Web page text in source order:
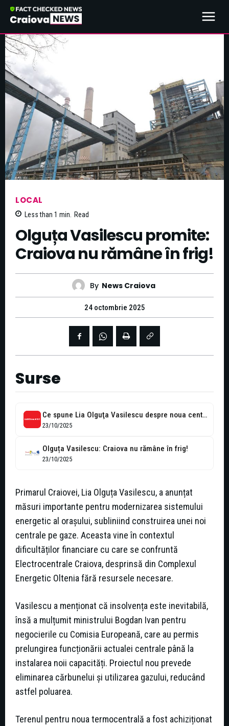
LOCAL
Less than 1 min. Read
Olguța Vasilescu promite:
Craiova nu rămâne în frig!
By News Craiova
24 octombrie 2025
Surse
Ce spune Lia Olguţa Vasilescu despre noua centrală pe gaze a Craiovei
23/10/2025
Olguța Vasilescu: Craiova nu rămâne în frig!
23/10/2025
Primarul Craiovei, Lia Olguța Vasilescu, a anunțat
măsuri importante pentru modernizarea sistemului
energetic al orașului, subliniind construirea unei noi
centrale pe gaze. Aceasta vine în contextul
dificultăților financiare cu care se confruntă
Electrocentrale Craiova, desprinsă din Complexul
Energetic Oltenia fără resursele necesare.
Vasilescu a menționat că insolvența este inevitabilă,
însă a mulțumit ministrului Bogdan Ivan pentru
negocierile cu Comisia Europeană, care au permis
prelungirea funcționării actualei centrale până la
instalarea noii capacități. Proiectul nou prevede
eliminarea cărbunelui și utilizarea gazului, reducând
astfel poluarea.
Terenul pentru noua termocentrală a fost achiziționat